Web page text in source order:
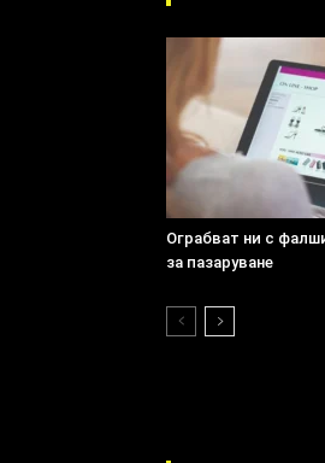
Ограбват ни с
за пазаруване